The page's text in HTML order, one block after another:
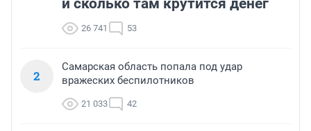
и сколько там крутится денег
26 741 53
2
Самарская область попала под удар
вражеских беспилотников
21 033 42